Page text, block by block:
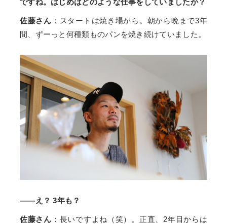
佐藤さん ：スタートは焼き場から。朝から晩まで3年
間、ずーっと何種類ものパンを焼き続けていました。
――え？ 3年も？
佐藤さん ：長いですよね（笑）。正直、2年目からは